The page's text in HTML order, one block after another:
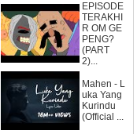
EPISODE
TERAKHI
R OM GE
PENG?
(PART
2)...
Mahen - L
uka Yang
Kurindu
(Official ...